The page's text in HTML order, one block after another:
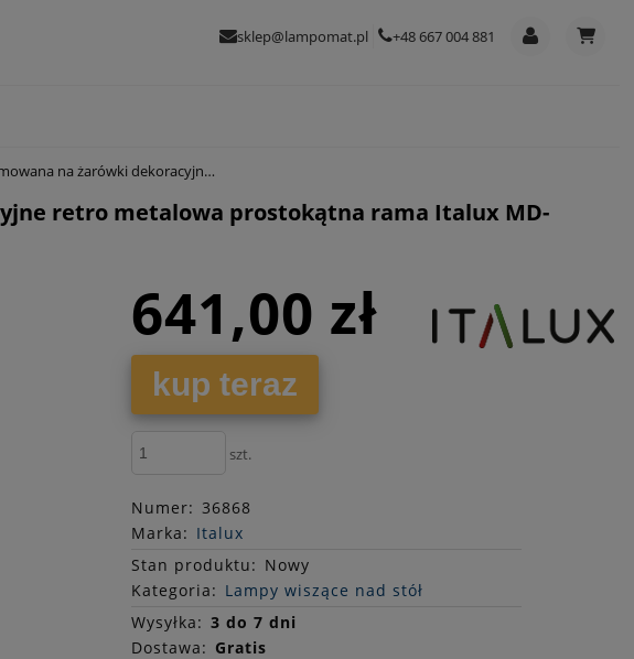
sklep@lampomat.pl +48 667 004 881
prostokątna rama Italux MD-BR4367-D3 CH Sigalo 3xE27
retro metalowa prostokątna rama Italux MD-
641,00 zł
kup teraz
szt.
Numer: 36868
Marka: Italux
Stan produktu: Nowy
Kategoria: Lampy wiszące nad stół
Wysyłka: 3 do 7 dni
Dostawa: Gratis